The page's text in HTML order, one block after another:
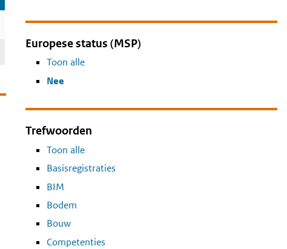
Europese status (MSP)
Toon alle
Nee
Trefwoorden
Toon alle
Basisregistraties
BIM
Bodem
Bouw
Competenties